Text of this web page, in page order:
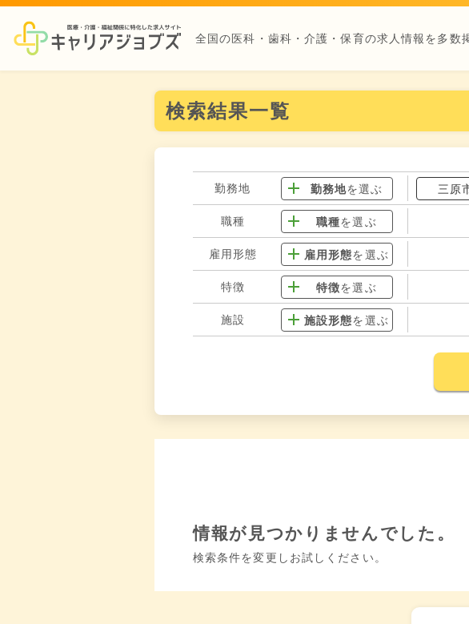
全国の医科・歯科・介護・保育の求人情報を多数
検索結果一覧
勤務地 勤務地を選ぶ 三原
職種 職種を選ぶ
雇用形態 雇用形態を選ぶ
特徴 特徴を選ぶ
施設 施設形態を選ぶ
情報が見つかりませんでした。
検索条件を変更しお試しください。